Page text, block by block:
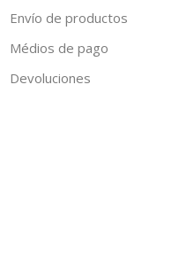
Envío de productos
Médios de pago
Devoluciones